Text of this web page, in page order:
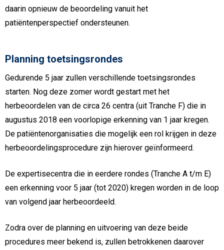
daarin opnieuw de beoordeling vanuit het
patiëntenperspectief ondersteunen.
Planning toetsingsrondes
Gedurende 5 jaar zullen verschillende toetsingsrondes
starten. Nog deze zomer wordt gestart met het
herbeoordelen van de circa 26 centra (uit Tranche F) die in
augustus 2018 een voorlopige erkenning van 1 jaar kregen.
De patiëntenorganisaties die mogelijk een rol krijgen in deze
herbeoordelingsprocedure zijn hierover geïnformeerd.
De expertisecentra die in eerdere rondes (Tranche A t/m E)
een erkenning voor 5 jaar (tot 2020) kregen worden in de loop
van volgend jaar herbeoordeeld.
Zodra over de planning en uitvoering van deze beide
procedures meer bekend is, zullen betrokkenen daarover